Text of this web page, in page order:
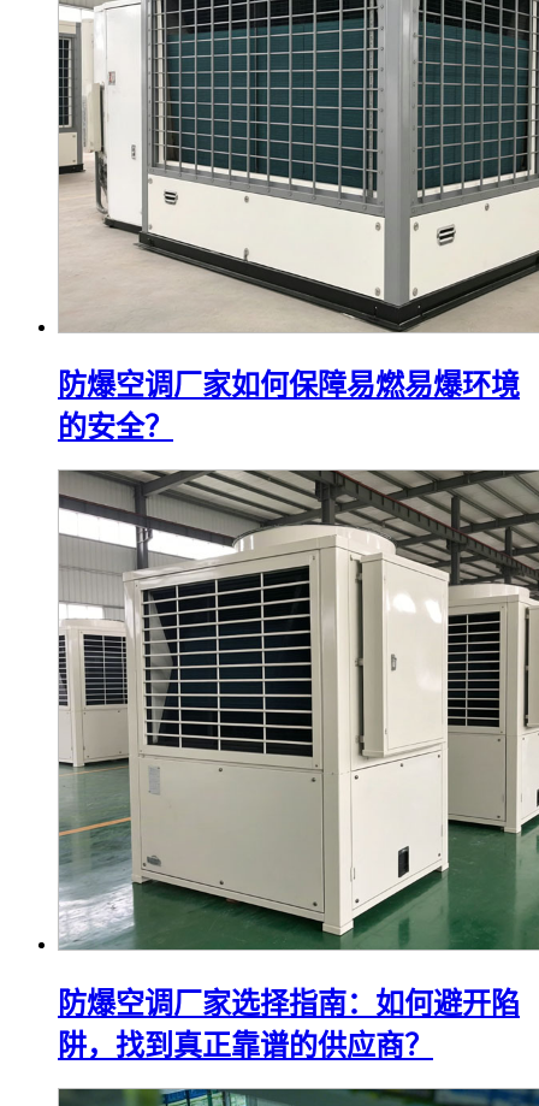
防爆空调厂家如何保障易燃易爆环境
的安全？
防爆空调厂家选择指南：如何避开陷
阱，找到真正靠谱的供应商？